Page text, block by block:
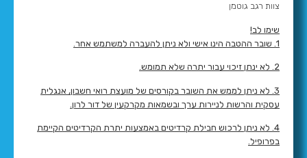
צוות רגב גוטמן
שימו לב!
1. שובר ההטבה הינו אישי ולא ניתן להעברה למשתמש אחר.
2. לא ינתן זיכוי עבור יתרה שלא תמומש.
3. לא ניתן לממש את השובר בקורסים של מועצת רואי חשבון, אנגלית
עסקית והרשות לניירות ערך ובשמאות מקרקעין של דור לרון.
4. לא ניתן לרכוש חבילת קרדיטים באמצעות יתרת הקרדיטים הקיימת
בפרופיל.